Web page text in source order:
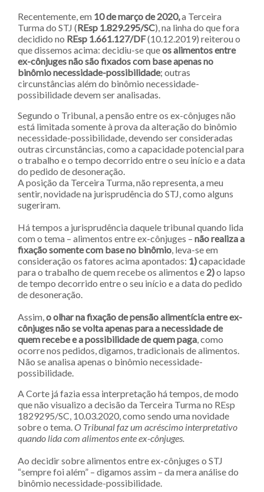
Recentemente, em 10 de março de 2020,a Terceira
Turma do STJ (REsp 1.829.295/SC), na linha do que fora
decidido no REsp 1.661.127/DF(10.12.2019) reiterou o
que dissemos acima: decidiu-se queos alimentos entre
ex-cônjuges não são fixados com base apenas no
binômio necessidade-possibilidade; outras
circunstâncias além do binômio necessidade-
possibilidade devem ser analisadas.
Segundo o Tribunal, a pensão entre os ex-cônjuges não
está limitada somente à prova da alteração do binômio
necessidade-possibilidade, devendo ser consideradas
outras circunstâncias, como a capacidade potencial para
o trabalho e o tempo decorrido entre o seu início e a data
do pedido de desoneração.
A posição da Terceira Turma, não representa, a meu
sentir, novidade na jurisprudência do STJ, como alguns
sugeriram.
Há tempos a jurisprudência daquele tribunal quando lida
com o tema – alimentos entre ex-cônjuges – não realiza a
fixação somente com base no binômio , leva-se em
consideração os fatores acima apontados: 1)capacidade
para o trabalho de quem recebe os alimentos e 2)o lapso
de tempo decorrido entre o seu início e a data do pedido
de desoneração.
Assim, o olhar na fixação de pensão alimentícia entre ex-
cônjuges não se volta apenas para a necessidade de
quem recebe e a possibilidade de quem paga , como
ocorre nos pedidos, digamos, tradicionais de alimentos.
Não se analisa apenas o binômio necessidade-
possibilidade.
A Corte já fazia essa interpretação há tempos, de modo
que não visualizo a decisão da Terceira Turma no REsp
1829295/SC, 10.03.2020, como sendo uma novidade
sobre o tema. O Tribunal faz um acréscimo interpretativo
quando lida com alimentos ente ex-cônjuges.
Ao decidir sobre alimentos entre ex-cônjuges o STJ
“sempre foi além” – digamos assim – da mera análise do
binômio necessidade-possibilidade.